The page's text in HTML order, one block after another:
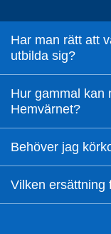
Har man rätt att
utbilda sig?
Hur gammal kan
Hemvärnet?
Behöver jag
Vilken ersättning